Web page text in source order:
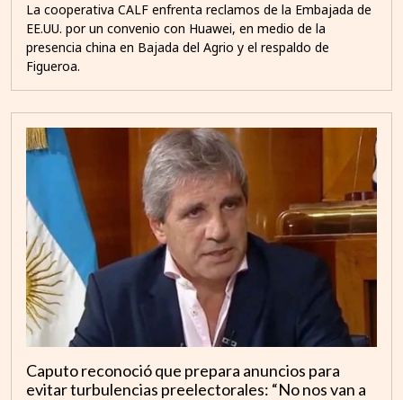
La cooperativa CALF enfrenta reclamos de la Embajada de
EE.UU. por un convenio con Huawei, en medio de la
presencia china en Bajada del Agrio y el respaldo de
Figueroa.
Caputo reconoció que prepara anuncios para
evitar turbulencias preelectorales: “No nos van a